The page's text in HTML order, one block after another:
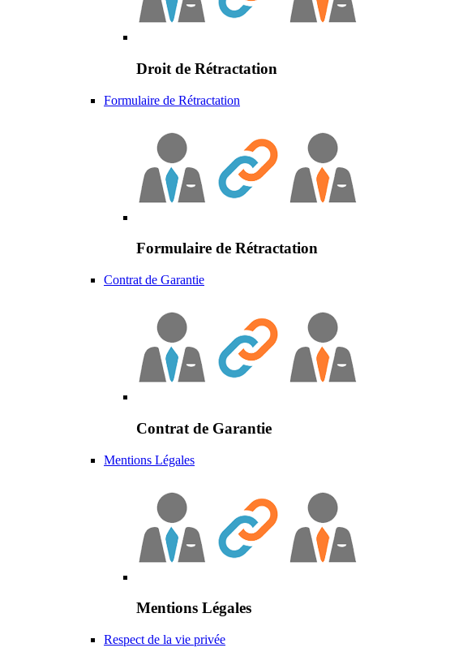
Droit de Rétractation
Formulaire de Rétractation
Formulaire de Rétractation
Contrat de Garantie
Contrat de Garantie
Mentions Légales
Mentions Légales
Respect de la vie privée